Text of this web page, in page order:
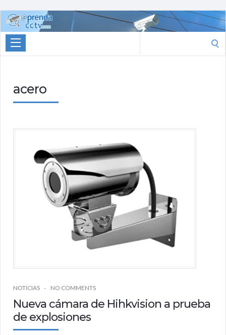
Aprenda
CCTV
for:
acero
NOTICIAS NO COMMENTS
Nueva cámara de Hihkvision a prueba
de explosiones